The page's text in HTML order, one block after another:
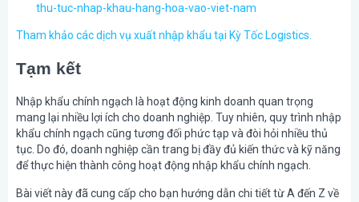
thu-tuc-nhap-khau-hang-hoa-vao-viet-nam
Tham khảo các dịch vụ xuất nhập khẩu tại Kỳ Tốc Logistics.
Tạm kết
Nhập khẩu chính ngạch là hoạt động kinh doanh quan trọng
mang lại nhiều lợi ích cho doanh nghiệp. Tuy nhiên, quy trình nhập
khẩu chính ngạch cũng tương đối phức tạp và đòi hỏi nhiều thủ
tục. Do đó, doanh nghiệp cần trang bị đầy đủ kiến thức và kỹ năng
để thực hiện thành công hoạt động nhập khẩu chính ngạch.
Bài viết này đã cung cấp cho bạn hướng dẫn chi tiết từ A đến Z về